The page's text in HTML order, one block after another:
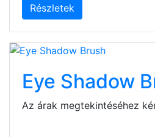
Részletek
Eye Shadow
Az árak megtekintéséhez